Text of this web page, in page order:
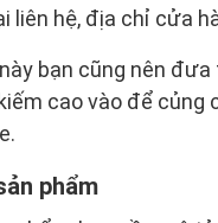
liên hệ, địa chỉ cửa
bạn cũng nên
cao vào để củng
phẩm